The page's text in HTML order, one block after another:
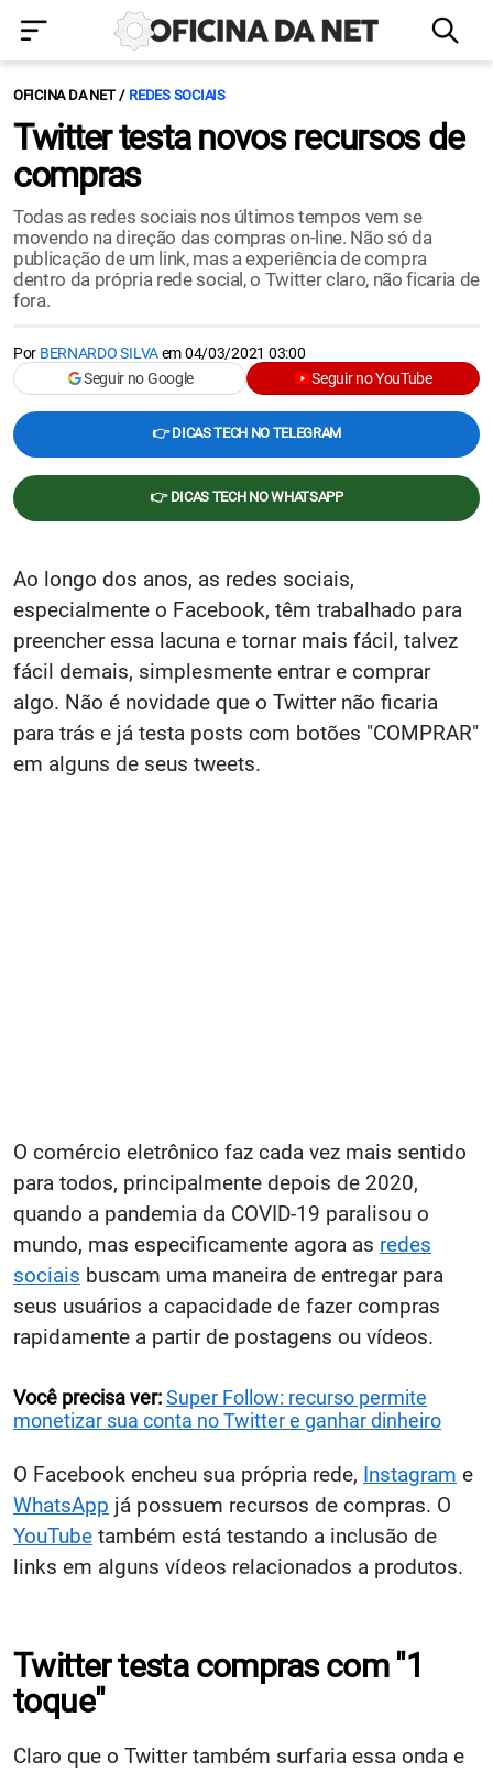
OFICINA DA NET REDES SOCIAIS
Twitter testa novos recursos de
compras
Todas as redes sociais nos últimos tempos vem se
movendo na direção das compras on-line. Não só da
publicação de um link, mas a experiência de compra
dentro da própria rede social, o Twitter claro, não ficaria de
fora.
Por BERNARDO SILVAem04/03/2021 03:00
Seguir no Google
Seguir no YouTube
👉 DICAS TECH NO TELEGRAM
👉 DICAS TECH NO WHATSAPP
Ao longo dos anos, as redes sociais,
especialmente o Facebook, têm trabalhado para
preencher essa lacuna e tornar mais fácil, talvez
fácil demais, simplesmente entrar e comprar
algo. Não é novidade que o Twitter não ficaria
para trás e já testa posts com botões "COMPRAR"
em alguns de seus tweets.
O comércio eletrônico faz cada vez mais sentido
para todos, principalmente depois de 2020,
quando a pandemia da COVID-19 paralisou o
mundo, mas especificamente agora as redes
sociais buscam uma maneira de entregar para
seus usuários a capacidade de fazer compras
rapidamente a partir de postagens ou vídeos.
Você precisa ver:Super Follow: recurso permite
monetizar sua conta no Twitter e ganhar dinheiro
O Facebook encheu sua própria rede, Instagram e
WhatsApp já possuem recursos de compras. O
YouTube também está testando a inclusão de
links em alguns vídeos relacionados a produtos.
Twitter testa compras com "1
toque"
Claro que o Twitter também surfaria essa onda e